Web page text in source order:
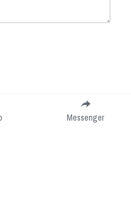
Messenger